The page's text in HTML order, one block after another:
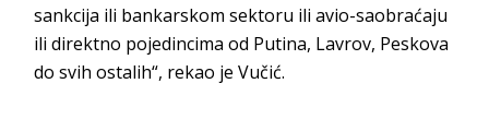
sankcija ili bankarskom sektoru ili avio-saobraćaju
ili direktno pojedincima od Putina, Lavrov, Peskova
do svih ostalih“, rekao je Vučić.